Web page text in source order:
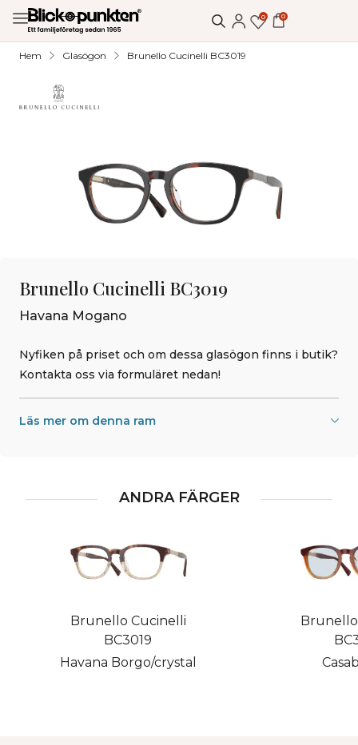
0 0
Hem Glasögon Brunello Cucinelli BC3019
Brunello Cucinelli BC3019
Havana Mogano
Nyfiken på priset och om dessa glasögon finns i butik?
Kontakta oss via formuläret nedan!
Läs mer om denna ram
ANDRA FÄRGER
Brunello Cucinelli
BC3019
Havana Borgo/crystal